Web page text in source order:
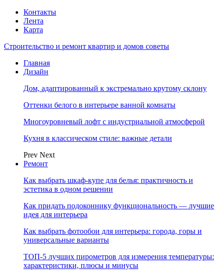
Контакты
Лента
Карта
Строительство и ремонт квартир и домов советы
Главная
Дизайн
Дом, адаптированный к экстремально крутому склону
Оттенки белого в интерьере ванной комнаты
Многоуровневый лофт с индустриальной атмосферой
Кухня в классическом стиле: важные детали
Prev Next
Ремонт
Как выбрать шкаф-купе для белья: практичность и
эстетика в одном решении
Как придать подоконнику функциональность — лучшие
идея для интерьера
Как выбрать фотообои для интерьера: города, горы и
универсальные варианты
ТОП-5 лучших пирометров для измерения температуры:
характеристики, плюсы и минусы